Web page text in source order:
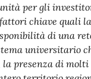
per gli
chiave quali
di una
universitario
la presenza di